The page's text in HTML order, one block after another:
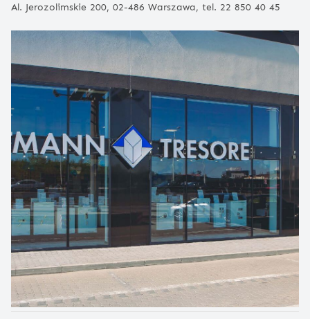
Al. Jerozolimskie 200, 02-486 Warszawa, tel. 22 850 40 45